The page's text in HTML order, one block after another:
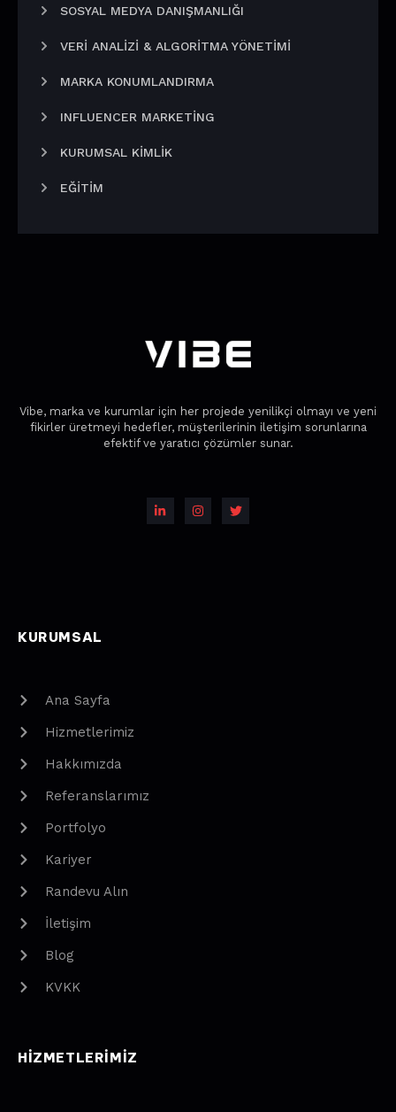
SOSYAL MEDYA DANIŞMANLIĞI
VERI ANALIZI & ALGORITMA YÖNETIMI
MARKA KONUMLANDIRMA
INFLUENCER MARKETING
KURUMSAL KIMLIK
EĞITIM
Vibe, marka ve kurumlar için her projede yenilikçi olmayı ve yeni
fikirler üretmeyi hedefler, müşterilerinin iletişim sorunlarına
efektif ve yaratıcı çözümler sunar.
KURUMSAL
Ana Sayfa
Hizmetlerimiz
Hakkımızda
Referanslarımız
Portfolyo
Kariyer
Randevu Alın
İletişim
Blog
KVKK
HIZMETLERIMIZ